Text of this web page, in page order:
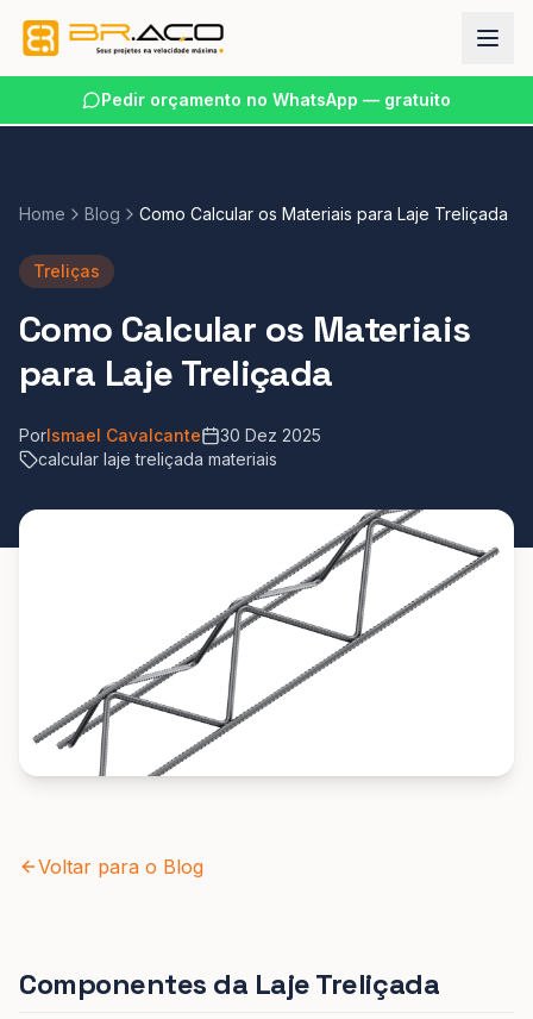
Pedir orçamento no WhatsApp — gratuito
Home Blog Como Calcular os Materiais para Laje Treliçada
Treliças
Como Calcular os Materiais
para Laje Treliçada
PorIsmael Cavalcante
30 Dez 2025
calcular laje treliçada materiais
Voltar para o Blog
Componentes da Laje Treliçada